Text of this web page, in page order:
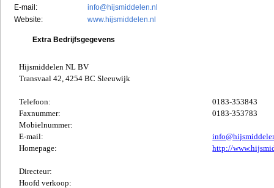
E-mail:
info@hijsmiddelen.nl
Website:
www.hijsmiddelen.nl
Extra Bedrijfsgegevens
Hijsmiddelen NL BV
Transvaal 42, 4254 BC Sleeuwijk
Telefoon:
0183-353843
Faxnummer:
0183-353783
Mobielnummer:
E-mail:
Homepage:
http://
Directeur:
Hoofd verkoop: